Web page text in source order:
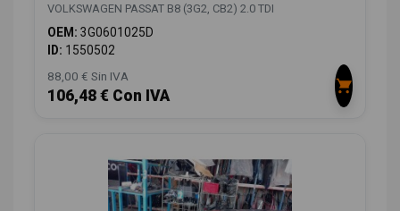
VOLKSWAGEN PASSAT B8 (3G2, CB2) 2.0 TDI
OEM: 3G0601025D
ID: 1550502
88,00 € Sin IVA
106,48 € Con IVA